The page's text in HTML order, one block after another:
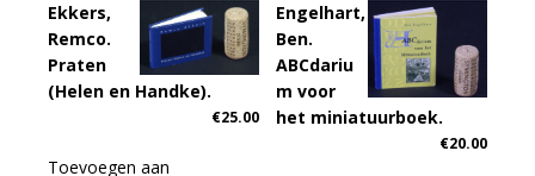
Ekkers,
Remco.
Praten
(Helen en Handke).
€25.00
Toevoegen aan
Engelhart,
Ben.
ABCdariu
m voor
het miniatuurboek.
€20.00